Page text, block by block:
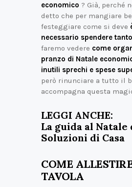
economico ? Già, perché
detto che per mangiare
festeggiare come si deve
necessario spendere tanto
faremo vedere come
pranzo di Natale
inutili sprechi e spese
però rinunciare a tutto il
accompagna questa
LEGGI ANCHE:
La guida al Natale
Soluzioni di Casa
COME
TAVOLA